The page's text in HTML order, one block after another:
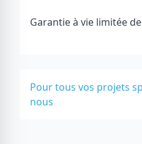
Garantie à vie limitée
Pour tous vos projets
nous